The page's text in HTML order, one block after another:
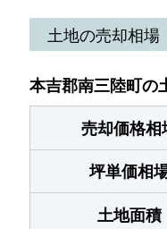
土地の売却相場
本吉郡南三陸町の
売却価格相
坪単価相
土地面積